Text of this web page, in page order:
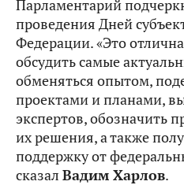
Парламентарий
проведения Дней
Федерации. «Это
обсудить самые
обменяться опытом,
проектами и планами,
экспертов, обозначить
их решения, а также
поддержку от
сказал Вадим Харлов.